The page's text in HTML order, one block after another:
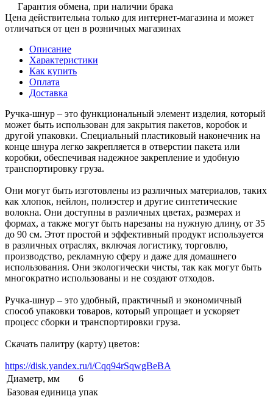
Гарантия обмена, при наличии брака
Цена действительна только для интернет-магазина и может
отличаться от цен в розничных магазинах
Описание
Характеристики
Как купить
Оплата
Доставка
Ручка-шнур – это функциональный элемент изделия, который
может быть использован для закрытия пакетов, коробок и
другой упаковки. Специальный пластиковый наконечник на
конце шнура легко закрепляется в отверстии пакета или
коробки, обеспечивая надежное закрепление и удобную
транспортировку груза.
Они могут быть изготовлены из различных материалов, таких
как хлопок, нейлон, полиэстер и другие синтетические
волокна. Они доступны в различных цветах, размерах и
формах, а также могут быть нарезаны на нужную длину, от 35
до 90 см. Этот простой и эффективный продукт используется
в различных отраслях, включая логистику, торговлю,
производство, рекламную сферу и даже для домашнего
использования. Они экологически чисты, так как могут быть
многократно использованы и не создают отходов.
Ручка-шнур – это удобный, практичный и экономичный
способ упаковки товаров, который упрощает и ускоряет
процесс сборки и транспортировки груза.
Скачать палитру (карту) цветов:
https://disk.yandex.ru/i/Cqq94rSqwgBeBA
Диаметр, мм
6
Базовая единица упак